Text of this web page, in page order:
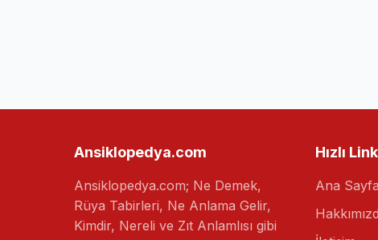
Ansiklopedya.com
Ansiklopedya.com; Ne Demek,
Rüya Tabirleri, Ne Anlama Gelir,
Kimdir, Nereli ve Zıt Anlamlısı gibi
Hızlı
Ana Sayfa